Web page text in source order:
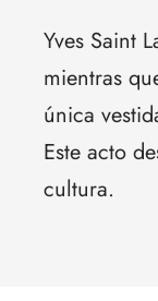
Yves Saint
mientras
única
Este acto
cultura.